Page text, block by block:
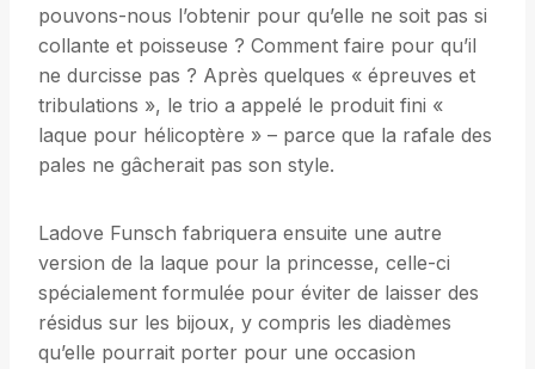
pouvons-nous l’obtenir pour qu’elle ne soit pas si
collante et poisseuse ? Comment faire pour qu’il
ne durcisse pas ? Après quelques « épreuves et
tribulations », le trio a appelé le produit fini «
laque pour hélicoptère » – parce que la rafale des
pales ne gâcherait pas son style.
Ladove Funsch fabriquera ensuite une autre
version de la laque pour la princesse, celle-ci
spécialement formulée pour éviter de laisser des
résidus sur les bijoux, y compris les diadèmes
qu’elle pourrait porter pour une occasion